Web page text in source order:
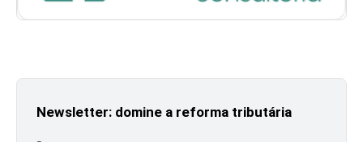
Newsletter: domine a reforma tributária